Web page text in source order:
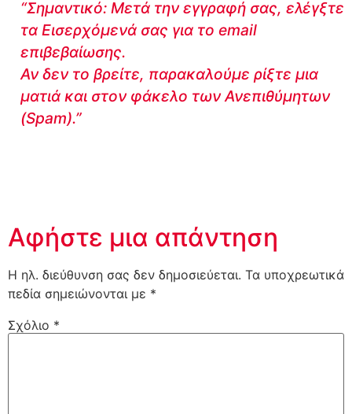
“Σημαντικό: Μετά την εγγραφή σας, ελέγξτε
τα Εισερχόμενά σας για το email
επιβεβαίωσης.
Αν δεν το βρείτε, παρακαλούμε ρίξτε μια
ματιά και στον φάκελο των Ανεπιθύμητων
(Spam).”
Αφήστε μια απάντηση
Η ηλ. διεύθυνση σας δεν δημοσιεύεται. Τα υποχρεωτικά
πεδία σημειώνονται με *
Σχόλιο *